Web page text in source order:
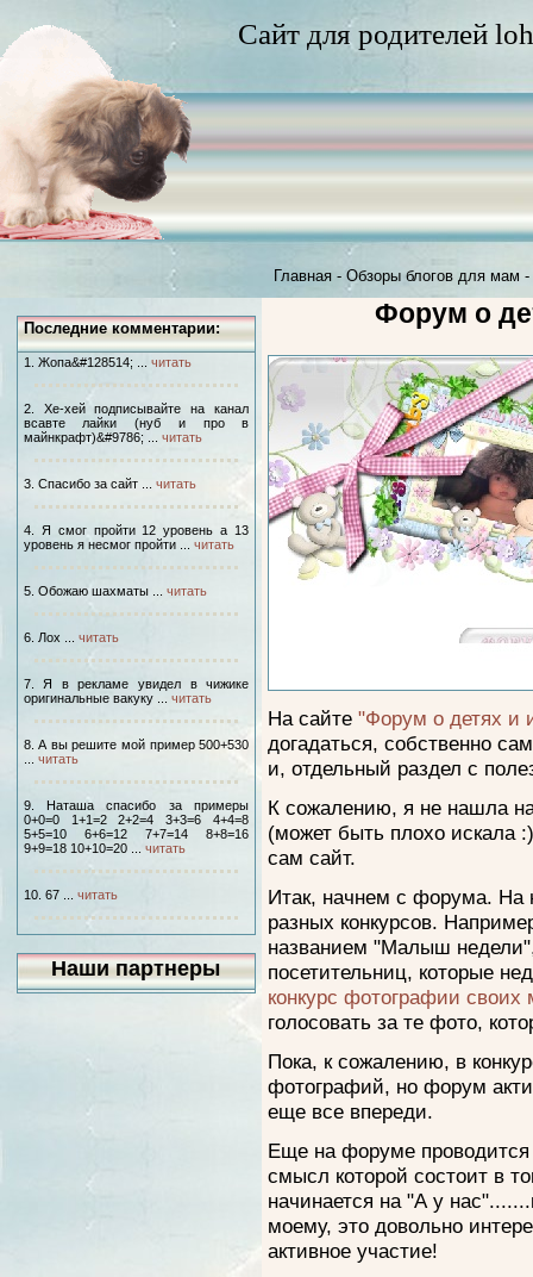
Сайт для родителей
Главная - Обзоры блогов для мам -
Последние комментарии:
1. Жопа&#128514; ... читать
2. Хе-хей подписывайте на канал
всавте лайки (нуб и про в
майнкрафт)&#9786; ... читать
3. Спасибо за сайт ... читать
4. Я смог пройти 12 уровень а 13
уровень я несмог пройти ... читать
5. Обожаю шахматы ... читать
6. Лох ... читать
7. Я в рекламе увидел в чижике
оригинальные вакуку ... читать
8. А вы решите мой пример 500+530
читать
9. Наташа спасибо за примеры
0+0=0 1+1=2 2+2=4 3+3=6 4+4=8
5+5=10 6+6=12 7+7=14 8+8=16
9+9=18 10+10=20 ... читать
10. 67 ... читать
Наши партнеры
Форум о
На сайте "Форум о детях и
догадаться, собственно
и, отдельный раздел с
К сожалению, я не нашла
(может быть плохо искала
сам сайт.
Итак, начнем с форума. На
разных конкурсов.
названием "Малыш
посетительниц, которые
конкурс фотографии
голосовать за те фото,
Пока, к сожалению, в
фотографий, но форум
еще все впереди.
Еще на форуме
смысл которой состоит в
начинается на "А у
моему, это довольно
активное участие!